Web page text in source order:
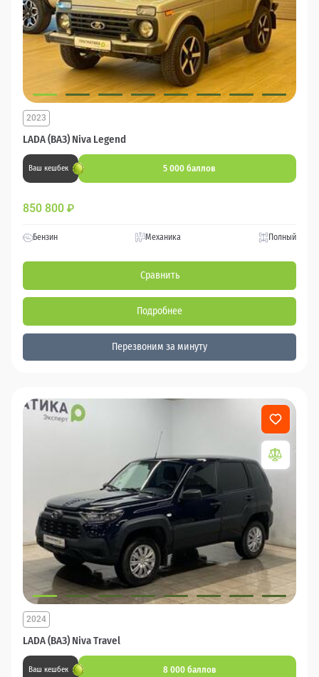
LADA (ВАЗ) Niva Legend
2023
Ваш кешбек 5 000 баллов
850 800 ₽
Бензин Механика Полный
Сравнить
Подробнее
Перезвоним за минуту
LADA (ВАЗ) Niva Travel
2024
Ваш кешбек 8 000 баллов